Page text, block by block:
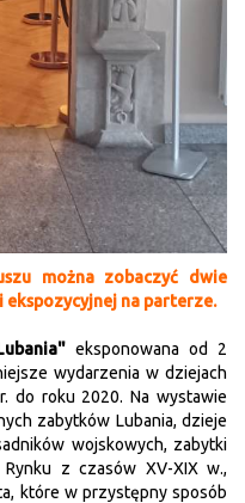
można zobaczyć dwie
ekspozycyjnej na parterze.
eksponowana od 2
wydarzenia w dziejach
do roku 2020. Na wystawie
zabytków Lubania, dzieje
wojskowych, zabytki
z czasów XV-XIX w.,
które w przystępny sposób